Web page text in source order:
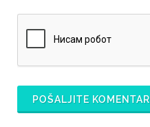
POŠALJITE KOMENTAR